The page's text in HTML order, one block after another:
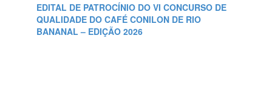
EDITAL DE PATROCÍNIO DO VI CONCURSO DE
QUALIDADE DO CAFÉ CONILON DE RIO
BANANAL – EDIÇÃO 2026